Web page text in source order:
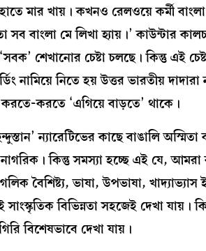
মার খায়। কখনও রেলওয়ে কর্মী
সব বাংলা মে লিখা হ্যায়।’ কাউন্টার
শেখানোর চেষ্টা চলছে। কিন্তু এই
নামিয়ে নিতে হয় উত্তর ভারতীয়
করতে-করতে ‘এগিয়ে বাড়তে’ থাকে।
ন্যারেটিভের কাছে বাঙালি
নাগরিক। কিন্তু সমস্যা হচ্ছে এই যে,
বৈশিষ্ট্য, ভাষা, উপভাষা,
সাংস্কৃতিক বিভিন্নতা সহজেই দেখা
বিশেষভাবে দেখা যায়।